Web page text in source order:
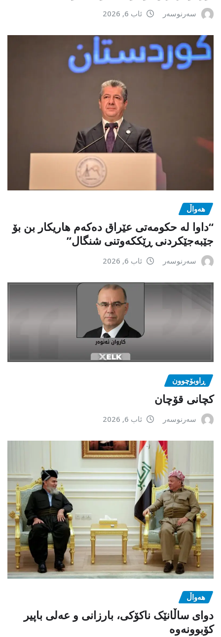
سەرنوسەر ئاب 6, 2026
هەواڵ
“داوا لە حكومەتی عێراق دەكەم هاریكار بن بۆ
جێبەجێكردنی ڕێككەوتنی شنگال”
سەرنوسەر ئاب 6, 2026
ڕاوبۆچوون
کچانی قۆچان
سەرنوسەر ئاب 6, 2026
هەواڵ
دوای ساڵانێک ناکۆکی، بارزانی و عەلی باپیر
کۆبوونەوە